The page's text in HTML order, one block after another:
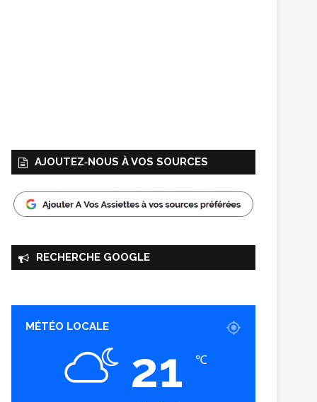
AJOUTEZ‑NOUS À VOS SOURCES
RECHERCHE GOOGLE
MÉTÉO LOCALE
21 ℃